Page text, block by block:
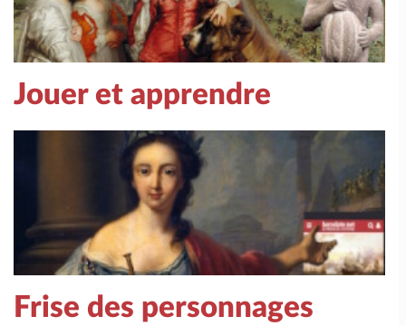
Jouer et apprendre
Frise des personnages